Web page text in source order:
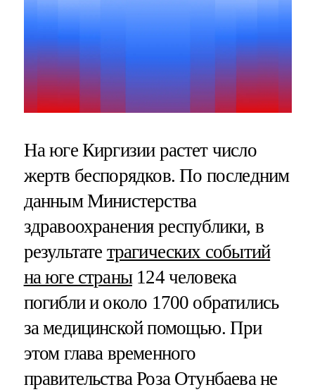
На юге Киргизии растет число
жертв беспорядков. По последним
данным Министерства
здравоохранения республики, в
результате трагических событий
на юге страны124 человека
погибли и около 1700 обратились
за медицинской помощью. При
этом глава временного
правительства Роза Отунбаева не